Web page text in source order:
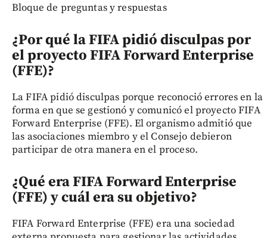
Bloque de preguntas y respuestas
¿Por qué la FIFA pidió disculpas por
el proyecto FIFA Forward Enterprise
(FFE)?
La FIFA pidió disculpas porque reconoció errores en la
forma en que se gestionó y comunicó el proyecto FIFA
Forward Enterprise (FFE). El organismo admitió que
las asociaciones miembro y el Consejo debieron
participar de otra manera en el proceso.
¿Qué era FIFA Forward Enterprise
(FFE) y cuál era su objetivo?
FIFA Forward Enterprise (FFE) era una sociedad